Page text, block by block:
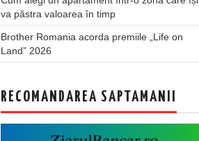
va păstra valoarea în timp
Brother Romania acorda premiile „Life on
Land” 2026
RECOMANDAREA SAPTAMANII